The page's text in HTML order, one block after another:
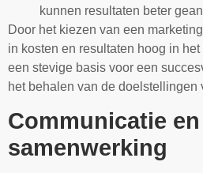
kunnen resultaten beter
Door het kiezen van een
in kosten en resultaten hoog in
een stevige basis voor een
het behalen van de doelstellingen
Communicatie en
samenwerking